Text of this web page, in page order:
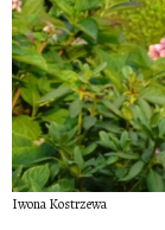
Iwona Kostrzewa